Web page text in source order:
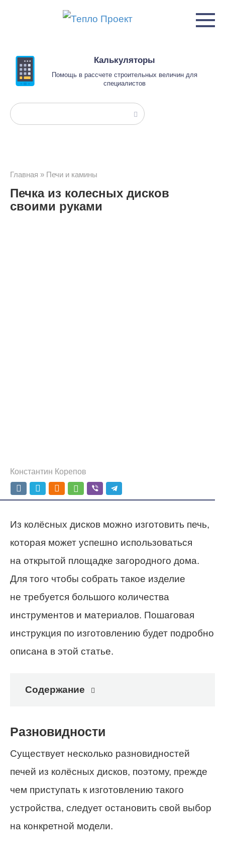
Калькуляторы
Помощь в рассчете строительных величин для
специалистов
Поиск:
Главная » Печи и камины
Печка из колесных дисков
своими руками
Константин Корепов
Из колёсных дисков можно изготовить печь,
которая может успешно использоваться
на открытой площадке загородного дома.
Для того чтобы собрать такое изделие
не требуется большого количества
инструментов и материалов. Пошаговая
инструкция по изготовлению будет подробно
описана в этой статье.
Содержание
Разновидности
Существует несколько разновидностей
печей из колёсных дисков, поэтому, прежде
чем приступать к изготовлению такого
устройства, следует остановить свой выбор
на конкретной модели.